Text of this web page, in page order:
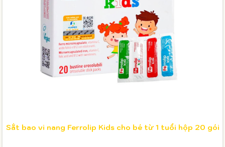
Sắt bao vi nang Ferrolip Kids cho bé từ 1 tuổi hộp 20 gói